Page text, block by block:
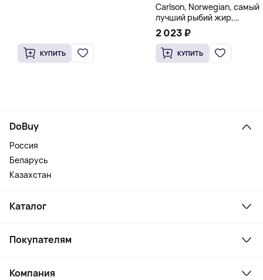
КУПИТЬ
Carlson, Norwegian, самый
лучший рыбий жир,
натуральный лимон, 15
пакетиков (5 мл) каждый
2 023 ₽
КУПИТЬ
DoBuy
Россия
Беларусь
Казахстан
Каталог
Ноутбуки, мониторы, VR
Косметика и уход
Покупателям
Как заказать
Компания